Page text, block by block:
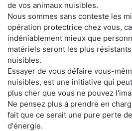
de vos animaux nuisibles.
Nous sommes sans conteste les
opération protectrice chez vous,
indéniablement mieux que
matériels seront les plus
nuisibles.
Essayer de vous défaire vous-
nuisibles, est une initiative qui
plus cher que vous ne pouvez
Ne pensez plus à prendre en
fait que ce serait une pure perte
d'énergie.